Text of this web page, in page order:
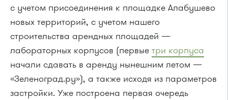
с учетом присоединения к площадке Алабушево
новых территорий, с учетом нашего
строительства арендных площадей —
лабораторных корпусов (первые три корпуса
начали сдавать в аренду нынешним летом —
«Зеленоград.ру»), а также исходя из параметров
застройки. Уже построена первая очередь